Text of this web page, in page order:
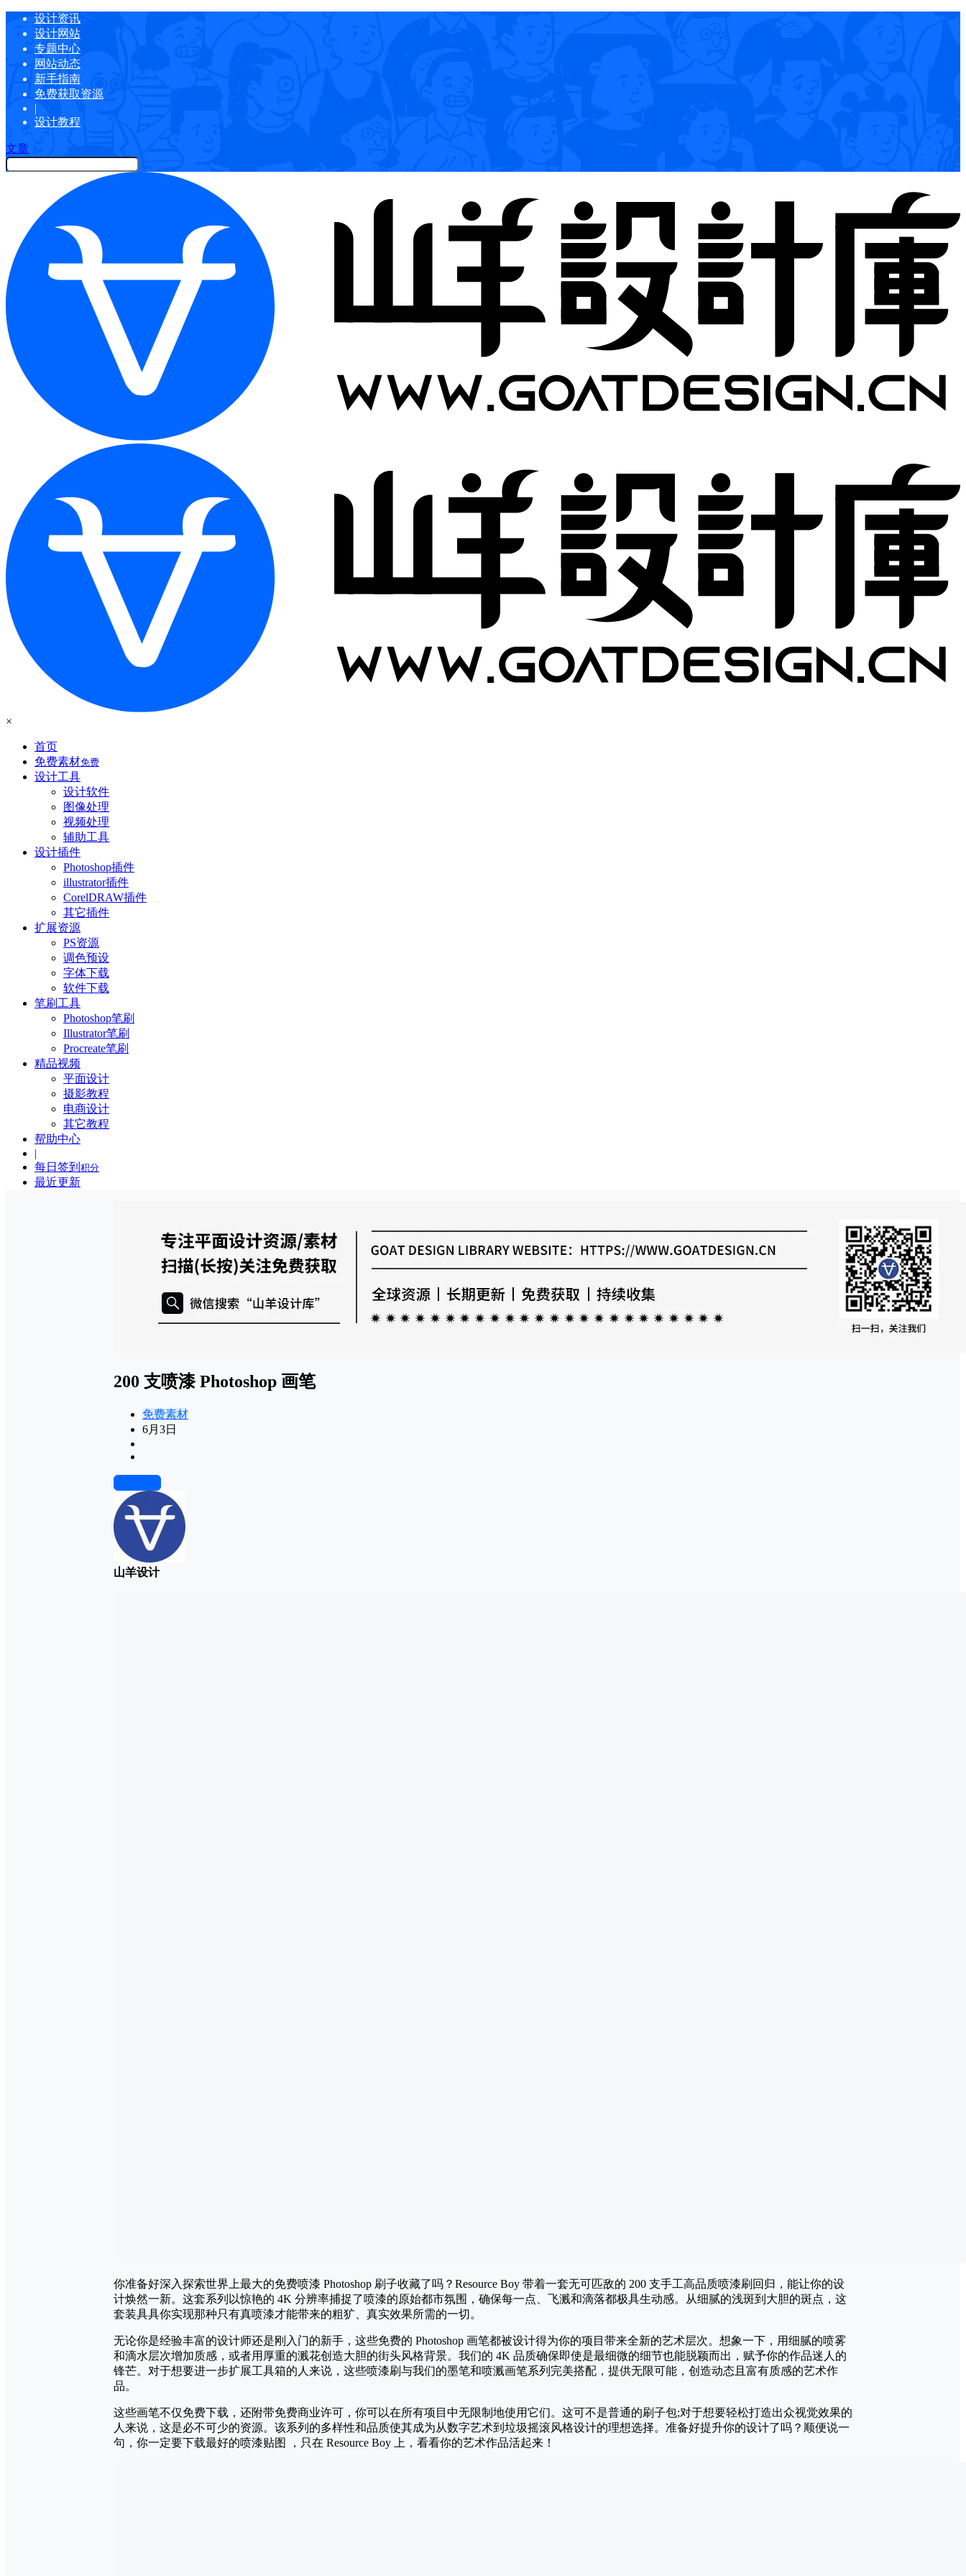
设计资讯
设计网站
专题中心
网站动态
新手指南
免费获取资源
|
设计教程
文章
×
首页
免费素材免费
设计工具
设计软件
图像处理
视频处理
辅助工具
设计插件
Photoshop插件
illustrator插件
CorelDRAW插件
其它插件
扩展资源
PS资源
调色预设
字体下载
软件下载
笔刷工具
Photoshop笔刷
Illustrator笔刷
Procreate笔刷
精品视频
平面设计
摄影教程
电商设计
其它教程
帮助中心
|
每日签到 积分
最近更新
200 支喷漆 Photoshop 画笔
免费素材
6月3日
山羊设计
你准备好深入探索世界上最大的免费喷漆 Photoshop 刷子收藏了吗？Resource Boy 带着一套无可匹敌的 200 支手工高品质喷漆刷回归，能让你的设
计焕然一新。这套系列以惊艳的 4K 分辨率捕捉了喷漆的原始都市氛围，确保每一点、飞溅和滴落都极具生动感。从细腻的浅斑到大胆的斑点，这
套装具具你实现那种只有真喷漆才能带来的粗犷、真实效果所需的一切。
无论你是经验丰富的设计师还是刚入门的新手，这些免费的 Photoshop 画笔都被设计得为你的项目带来全新的艺术层次。想象一下，用细腻的喷雾
和滴水层次增加质感，或者用厚重的溅花创造大胆的街头风格背景。我们的 4K 品质确保即使是最细微的细节也能脱颖而出，赋予你的作品迷人的
锋芒。对于想要进一步扩展工具箱的人来说，这些喷漆刷与我们的墨笔和喷溅画笔系列完美搭配，提供无限可能，创造动态且富有质感的艺术作
品。
这些画笔不仅免费下载，还附带免费商业许可，你可以在所有项目中无限制地使用它们。这可不是普通的刷子包;对于想要轻松打造出众视觉效果的
人来说，这是必不可少的资源。该系列的多样性和品质使其成为从数字艺术到垃圾摇滚风格设计的理想选择。准备好提升你的设计了吗？顺便说一
句，你一定要下载最好的喷漆贴图 ，只在 Resource Boy 上，看看你的艺术作品活起来！